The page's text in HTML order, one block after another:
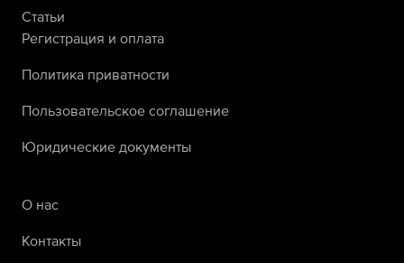
Статьи
Регистрация и оплата
Политика приватности
Пользовательское соглашение
Юридические документы
О нас
Контакты